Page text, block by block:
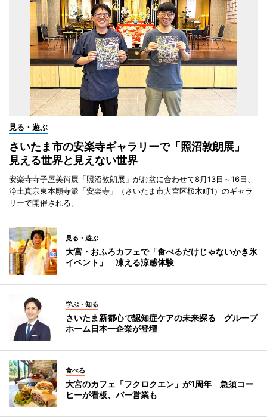
見る・遊ぶ
さいたま市の安楽寺ギャラリーで「照沼敦朗展」
見える世界と見えない世界
安楽寺寺子屋美術展「照沼敦朗展」がお盆に合わせて8月13日～16日、
浄土真宗東本願寺派「安楽寺」（さいたま市大宮区桜木町1）のギャラ
リーで開催される。
見る・遊ぶ
大宮・おふろカフェで「食べるだけじゃないかき氷
イベント」 凍える涼感体験
学ぶ・知る
さいたま新都心で認知症ケアの未来探る グループ
ホーム日本一企業が登壇
食べる
大宮のカフェ「フクロクエン」が1周年 急須コー
ヒーが看板、バー営業も